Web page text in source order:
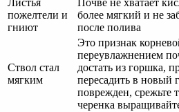
Листья
пожелтели и
гниют
Почве не хватает
более мягкий и не
после полива
Ствол стал
мягким
Это признак
переувлажнением
достать из горшка,
пересадить в новый
поврежден, срежьте
черенка